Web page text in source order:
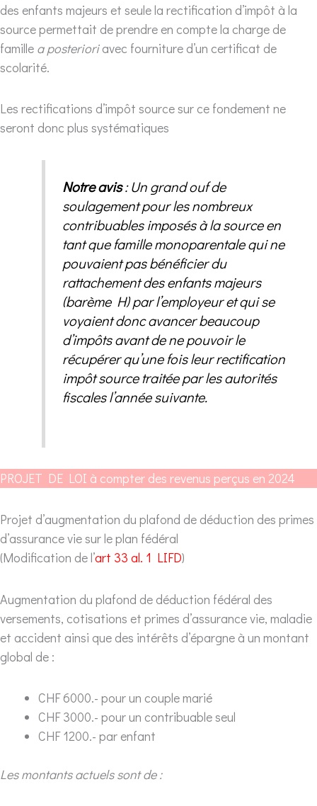
des enfants majeurs et seule la rectification d’impôt à la
source permettait de prendre en compte la charge de
famille a posterioriavec fourniture d’un certificat de
scolarité.
Les rectifications d’impôt source sur ce fondement ne
seront donc plus systématiques
Notre avis: Un grand ouf de
soulagement pour les nombreux
contribuables imposés à la source en
tant que famille monoparentale qui ne
pouvaient pas bénéficier du
rattachement des enfants majeurs
(barème H) par l’employeur et qui se
voyaient donc avancer beaucoup
d’impôts avant de ne pouvoir le
récupérer qu’une fois leur rectification
impôt source traitée par les autorités
fiscales l’année suivante.
PROJET DE LOI à compter des revenus perçus en 2024
Projet d’augmentation du plafond de déduction des primes
d’assurance vie sur le plan fédéral
(Modification de l’art 33 al. 1 LIFD)
Augmentation du plafond de déduction fédéral des
versements, cotisations et primes d’assurance vie, maladie
et accident ainsi que des intérêts d’épargne à un montant
global de :
CHF 6000.- pour un couple marié
CHF 3000.- pour un contribuable seul
CHF 1200.- par enfant
Les montants actuels sont de :